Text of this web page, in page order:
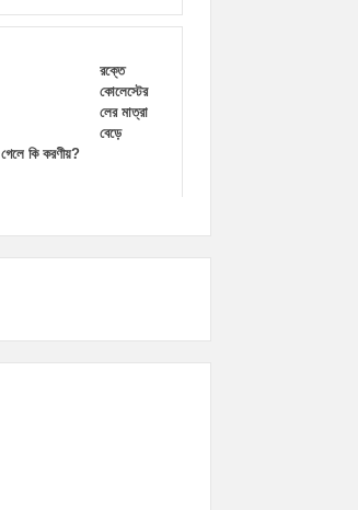
রক্তে
কোলেস্টের
লের মাত্রা
বেড়ে
গেলে কি করণীয়?